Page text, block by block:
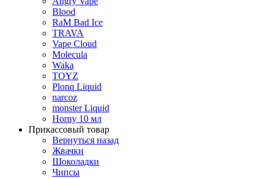
Blood
RaM Bad Ice
TRAVA
Vape Cloud
Molecula
Waka
TOYZ
Plonq Liquid
narcoz
monster Liquid
Horny 10 мл
Прикассовый товар
Вернуться назад
Жвачки
Шоколадки
Чипсы